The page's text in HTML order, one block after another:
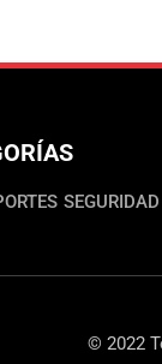
SEGURIDAD
© 2022